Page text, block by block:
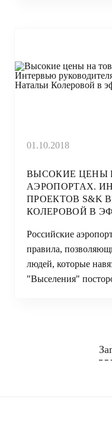
01.10.2018
ВЫСОКИЕ ЦЕНЫ
АЭРОПОРТАХ.
ПРОЕКТОВ S&K
КОЛЕРОВОЙ В
Российские
правила,
людей, которые
"Выселения"